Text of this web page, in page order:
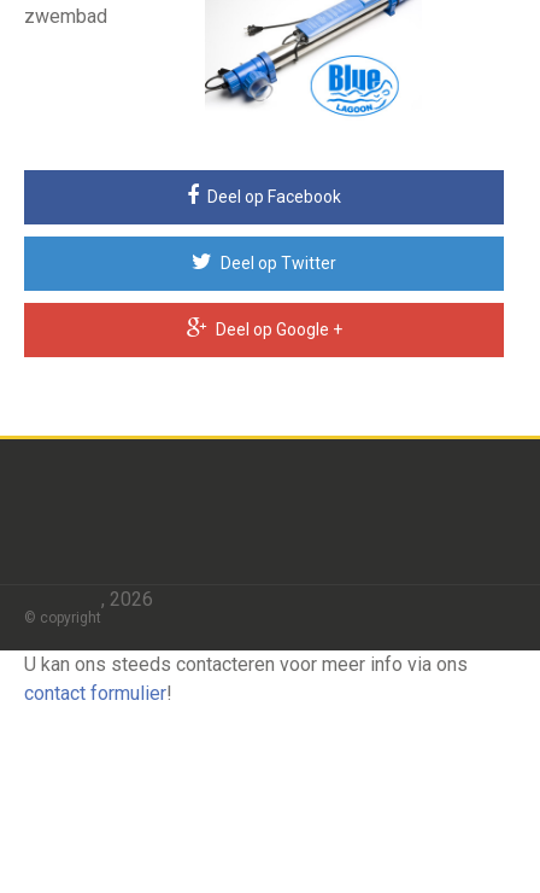
zwembad
Deel op Facebook
Deel op Twitter
Deel op Google +
© copyright
U kan ons steeds contacteren voor meer info via ons
contact formulier!
, 2026